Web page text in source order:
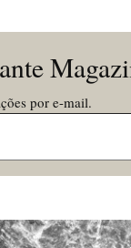
por e-mail.